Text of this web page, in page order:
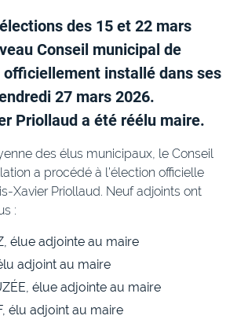
des 15 et 22 mars
Conseil municipal de
officiellement installé dans ses
27 mars 2026.
Priollaud a été réélu maire.
des élus municipaux, le Conseil
a procédé à l’élection officielle
Xavier Priollaud. Neuf adjoints ont
:
élue adjointe au maire
adjoint au maire
élue adjointe au maire
élu adjoint au maire